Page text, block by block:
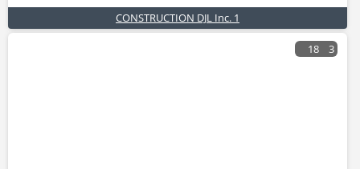
CONSTRUCTION DJL Inc. 1
18 3